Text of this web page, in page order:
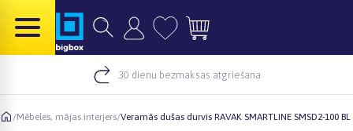
30 dienu bezmaksas atgriešana
/Mēbeles, mājas interjers/Veramās dušas durvis RAVAK SMARTLINE SMSD2-